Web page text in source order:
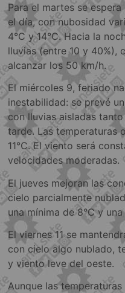
Para el martes se
el día, con nubosidad
4°C y 14°C. Hacia la
lluvias (entre 10 y 40%),
alcanzar los 50 km/h.
El miércoles 9, feriado
inestabilidad: se prevé
con lluvias aisladas
tarde. Las temperaturas
11°C. El viento será
velocidades moderadas.
El jueves mejoran las
cielo parcialmente
una mínima de 8°C y una
El viernes 11 se
con cielo algo nublado,
y viento leve del oeste.
Aunque las